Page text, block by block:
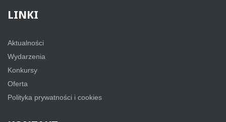
LINKI
Aktualności
Wydarzenia
Konkursy
Oferta
Polityka prywatności i cookies